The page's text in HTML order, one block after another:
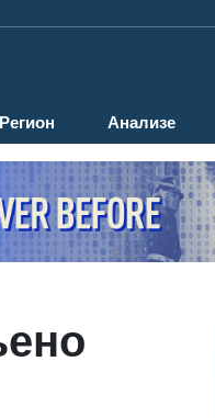
Регион Анализе